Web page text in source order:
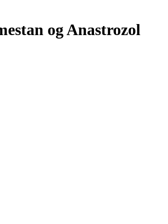
og Anastrozol